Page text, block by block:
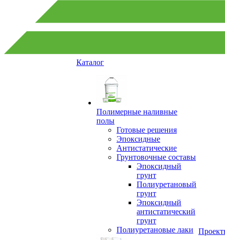
Каталог
Полимерные наливные
полы
Готовые решения
Эпоксидные
Антистатические
Грунтовочные составы
Эпоксидный
грунт
Полиуретановый
грунт
Эпоксидный
антистатический
грунт
Полиуретановые лаки